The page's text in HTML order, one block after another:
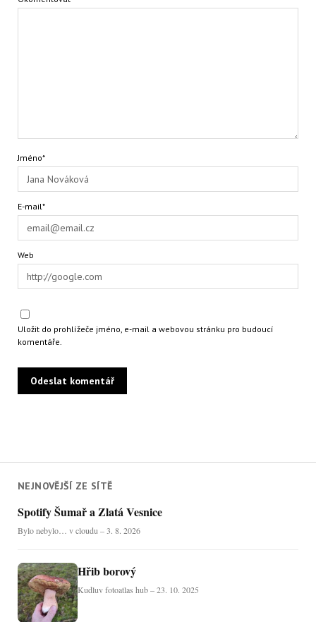
NEJNOVĚJŠÍ ZE SÍTĚ
Spotify Šumař a Zlatá Vesnice
Bylo nebylo… v cloudu – 3. 8. 2026
Hřib borový
Kudluv fotoatlas hub – 23. 10. 2025
Jméno*
E-mail*
Web
Uložit do prohlížeče jméno, e-mail a webovou stránku pro budoucí
komentáře.